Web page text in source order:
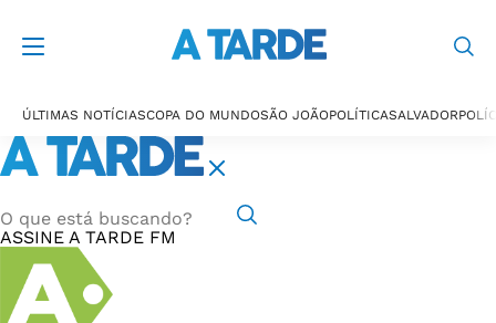
ÚLTIMAS NOTÍCIASCOPA DO MUNDOSÃO JOÃOPOLÍTICASALVADOR
ASSINE A TARDE FM